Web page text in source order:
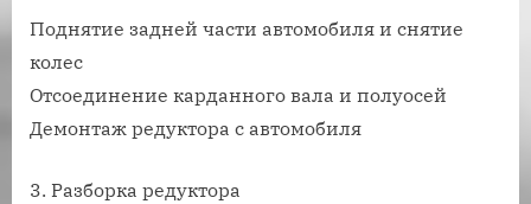
Поднятие задней части автомобиля и снятие
колес
Отсоединение карданного вала и полуосей
Демонтаж редуктора с автомобиля
3. Разборка редуктора